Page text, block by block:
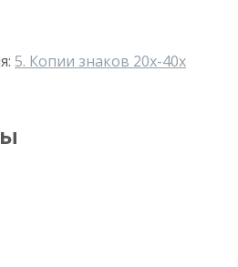
5. Копии знаков 20х-40х